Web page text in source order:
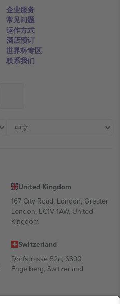
企业服务
常见问题
运作方式
酒店预订
世界杯专区
联系我们
United Kingdom
167 City Road, London, Greater
London, EC1V 1AW, United
Kingdom
Switzerland
Dorfstrasse 52a, 6390
Engelberg, Switzerland